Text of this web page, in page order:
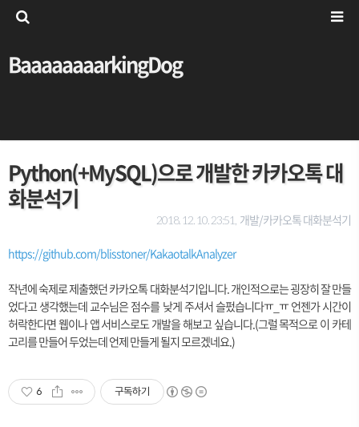
BaaaaaaaarkingDog
Python(+MySQL)으로 개발한 카카오톡 대
화분석기
2018. 12. 10. 23:51, 개발/카카오톡 대화분석기
https://github.com/blisstoner/KakaotalkAnalyzer
작년에 숙제로 제출했던 카카오톡 대화분석기입니다. 개인적으로는 굉장히 잘 만들
었다고 생각했는데 교수님은 점수를 낮게 주셔서 슬펐습니다ㅠ_ㅠ 언젠가 시간이
허락한다면 웹이나 앱 서비스로도 개발을 해보고 싶습니다.(그럴 목적으로 이 카테
고리를 만들어 두었는데 언제 만들게 될지 모르겠네요.)
6 구독하기